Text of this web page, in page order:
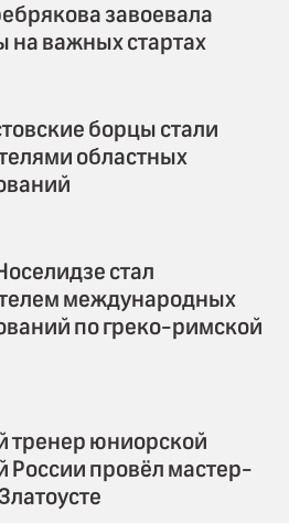
завоевала
на важных стартах
борцы стали
областных
стал
международных
по греко-римской
тренер юниорской
России провёл мастер-